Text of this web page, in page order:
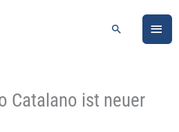
Suchen
Catalano ist neuer